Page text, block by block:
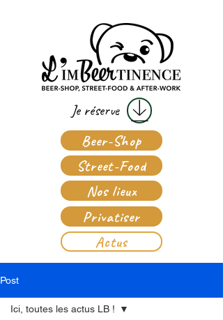
Je réserve
Beer-Shop
Street-Food
Nos lieux
Privatiser
Actus
Post
Ici, toutes les actus LB !